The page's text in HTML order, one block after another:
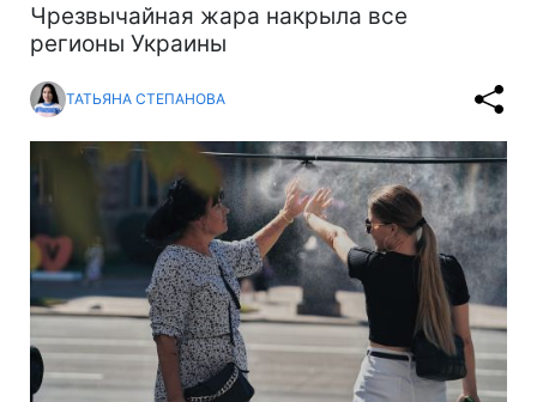
Чрезвычайная жара накрыла все
регионы Украины
ТАТЬЯНА СТЕПАНОВА